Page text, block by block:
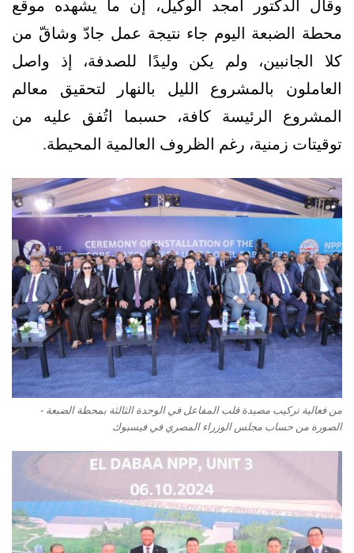
وقال الدكتور أمجد الوكيل، إن ما يشهده موقع
محطة الضبعة اليوم جاء نتيجة عمل جادّ وشاقّ من
كلا الجانبين، ولم يكن وليدًا للصدفة، إذ واصل
العاملون بالمشروع الليل بالنهار لتحقيق معالم
المشروع الرئيسة كافة، حسبما اتُفق عليه من
توقيتات زمنية، رغم الظروف العالمية المحيطة.
من فعالية تركيب مصيدة قلب المفاعل في الوحدة الثالثة بمحطة الضبعة -
الصورة من حساب مجلس الوزراء المصري في فيسبوك